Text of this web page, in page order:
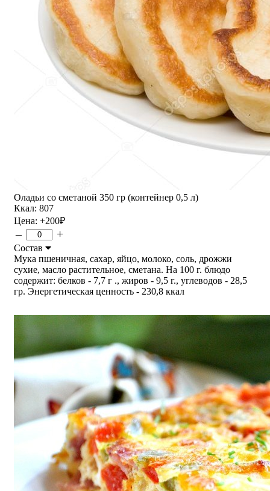
Оладьи со сметаной 350 гр (контейнер 0,5 л)
Ккал: 807
Цена: +200₽
– +
Состав
Мука пшеничная, сахар, яйцо, молоко, соль, дрожжи
сухие, масло растительное, сметана. На 100 г. блюдо
содержит: белков - 7,7 г ., жиров - 9,5 г., углеводов - 28,5
гр. Энергетическая ценность - 230,8 ккал